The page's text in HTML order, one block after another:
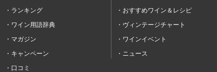
ランキング
おすすめワイン＆レシピ
ワイン用語辞典
ヴィンテージチャート
マガジン
ワインイベント
キャンペーン
ニュース
口コミ